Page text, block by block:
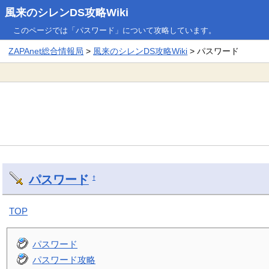
風来のシレンDS攻略Wiki
このページでは「パスワード」について攻略しています。
ZAPAnet総合情報局 > 風来のシレンDS攻略Wiki > パスワード
パスワード †
TOP
パスワード
パスワード攻略